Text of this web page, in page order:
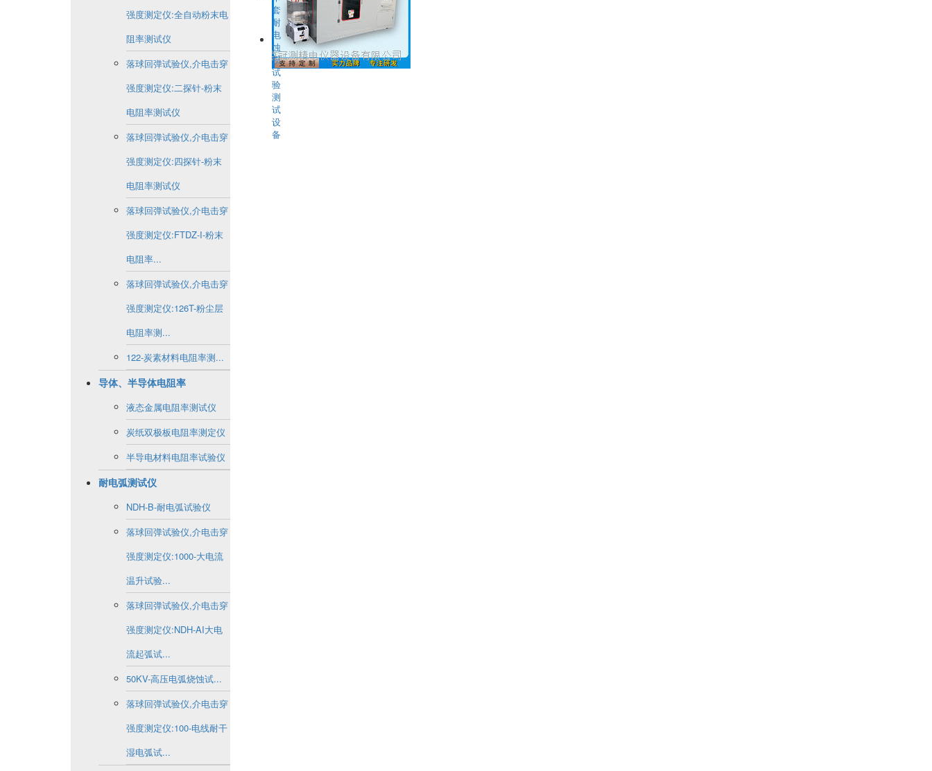
强度测定仪:全自动粉末电
阻率测试仪
落球回弹试验仪,介电击穿
强度测定仪:二探针-粉末
电阻率测试仪
落球回弹试验仪,介电击穿
强度测定仪:四探针-粉末
电阻率测试仪
落球回弹试验仪,介电击穿
强度测定仪:FTDZ-I-粉末
电阻率...
落球回弹试验仪,介电击穿
强度测定仪:126T-粉尘层
电阻率测...
122-炭素材料电阻率测...
导体、半导体电阻率
液态金属电阻率测试仪
炭纸双极板电阻率测定仪
半导电材料电阻率试验仪
耐电弧测试仪
NDH-B-耐电弧试验仪
落球回弹试验仪,介电击穿
强度测定仪:1000-大电流
温升试验...
落球回弹试验仪,介电击穿
强度测定仪:NDH-AI大电
流起弧试...
50KV-高压电弧烧蚀试...
落球回弹试验仪,介电击穿
强度测定仪:100-电线耐干
湿电弧试...